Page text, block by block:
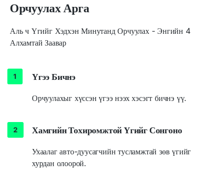
Орчуулах Арга
Аль ч Үгийг Хэдхэн Минутанд Орчуулах - Энгийн 4
Алхамтай Заавар
Үгээ Бичнэ
Орчуулахыг хүссэн үгээ нээх хэсэгт бичнэ үү.
Хамгийн Тохиромжтой Үгийг Сонгоно
Ухаалаг авто-дуусагчийн тусламжтай зөв үгийг
хурдан олоорой.